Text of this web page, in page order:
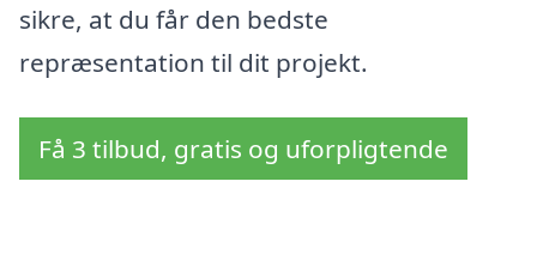
sikre, at du får den bedste
repræsentation til dit projekt.
Få 3 tilbud, gratis og uforpligtende